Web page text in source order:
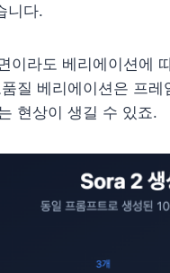
니다.
이라도 베리에이션에
질 베리에이션은 프
현상이 생길 수 있죠.